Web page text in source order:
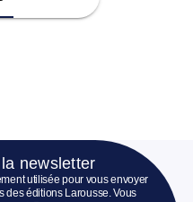
newsletter
utilisée pour vous envoyer
des éditions Larousse. Vous